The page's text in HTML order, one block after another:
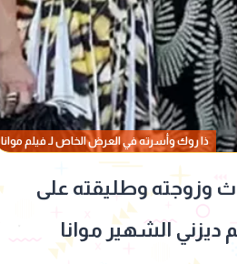
ذا روك وأسرته في العرض الخاص لـ فيلم موانا
وزوجته وطليقته على
الشهير موانا